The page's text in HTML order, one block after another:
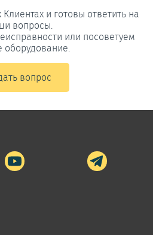
и готовы ответить на
вопросы.
или посоветуем
оборудование.
вопрос